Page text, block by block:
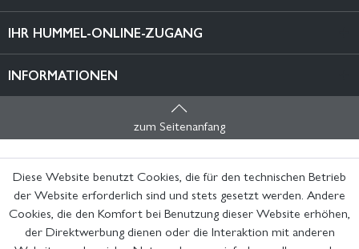
IHR HUMMEL-ONLINE-ZUGANG
INFORMATIONEN
zum Seitenanfang
Diese Website benutzt Cookies, die für den technischen Betrieb
der Website erforderlich sind und stets gesetzt werden. Andere
Cookies, die den Komfort bei Benutzung dieser Website erhöhen,
der Direktwerbung dienen oder die Interaktion mit anderen